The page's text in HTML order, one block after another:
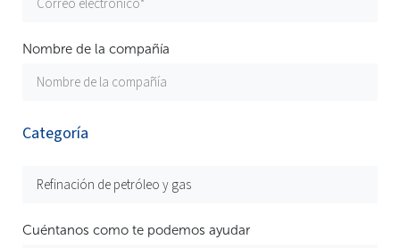
Nombre de la compañía
Categoría
Cuéntanos como te podemos ayudar